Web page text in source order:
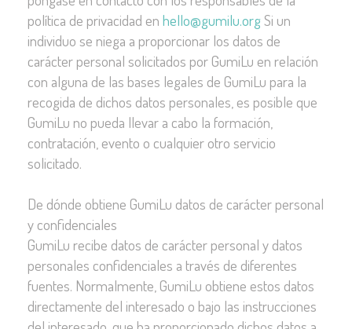
política de privacidad en hello@gumilu.orgSi un
individuo se niega a proporcionar los datos de
carácter personal solicitados por GumiLu en relación
con alguna de las bases legales de GumiLu para la
recogida de dichos datos personales, es posible que
GumiLu no pueda llevar a cabo la formación,
contratación, evento o cualquier otro servicio
solicitado.
De dónde obtiene GumiLu datos de carácter personal
y confidenciales
GumiLu recibe datos de carácter personal y datos
personales confidenciales a través de diferentes
fuentes. Normalmente, GumiLu obtiene estos datos
directamente del interesado o bajo las instrucciones